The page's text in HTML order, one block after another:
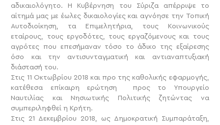
αδικαιολόγητο. Η Κυβέρνηση του Σύριζα απέρριψε το
αίτημά μας με έωλες δικαιολογίες και αγνόησε την Τοπική
Αυτοδιοίκηση, τα Επιμελητήρια, τους Κοινωνικούς
εταίρους, τους εργοδότες, τους εργαζόμενους και τους
αγρότες που επεσήμαναν τόσο το άδικο της εξαίρεσης
όσο και την αντισυνταγματική και αντιαναπτυξιακή
διάστασή του.
Στις 11 Οκτωβρίου 2018 και προ της καθολικής εφαρμογής,
κατέθεσα επίκαιρη ερώτηση προς το Υπουργείο
Ναυτιλίας και Νησιωτικής Πολιτικής ζητώντας να
συμπεριληφθεί η Κρήτη.
Στις 21 Δεκεμβρίου 2018, ως Δημοκρατική Συμπαράταξη,